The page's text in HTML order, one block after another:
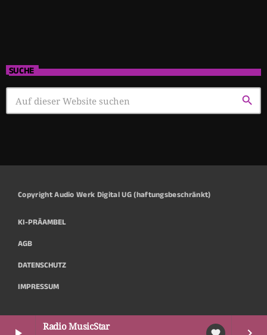
Radio MusicStar
SUCHE
search
Copyright Audio Werk Digital UG (haftungsbeschränkt)
KI-PRÄAMBEL
AGB
DATENSCHUTZ
IMPRESSUM